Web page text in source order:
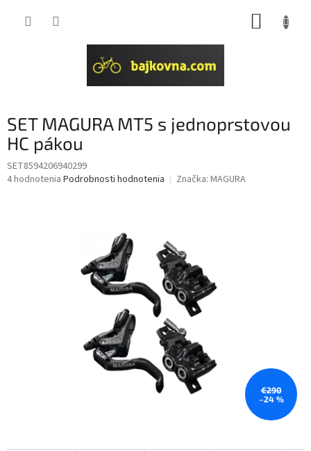
SET MAGURA MT5 s jednoprstovou
HC pákou
SET8594206940299
Priemerné
4 hodnotenia Podrobnosti hodnotenia Značka: MAGURA
€290
–24 %